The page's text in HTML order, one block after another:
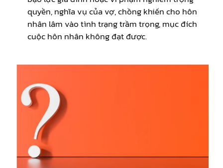
quyền, nghĩa vụ của vợ, chồng khiến cho hôn
nhân lâm vào tình trạng trầm trọng, mục đích
cuộc hôn nhân không đạt được.